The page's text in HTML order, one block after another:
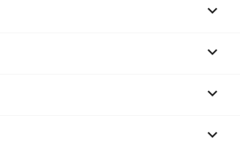



keyboard_arrow_down